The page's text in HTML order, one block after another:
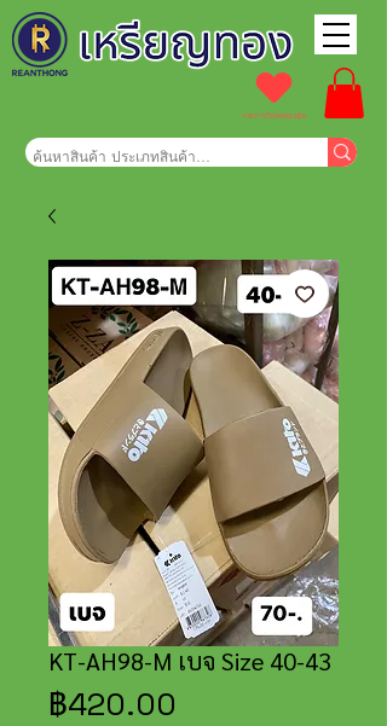
รายการโปรดของฉัน
KT-AH98-M เบจ Size 40-43
฿420.00